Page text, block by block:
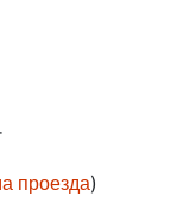
проезда)